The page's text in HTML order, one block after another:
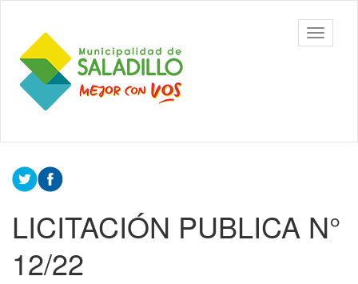
contenido
principal
Municipalidad
de Saladillo
barra
Contenido
principal
LICITACIÓN PUBLICA N°
12/22